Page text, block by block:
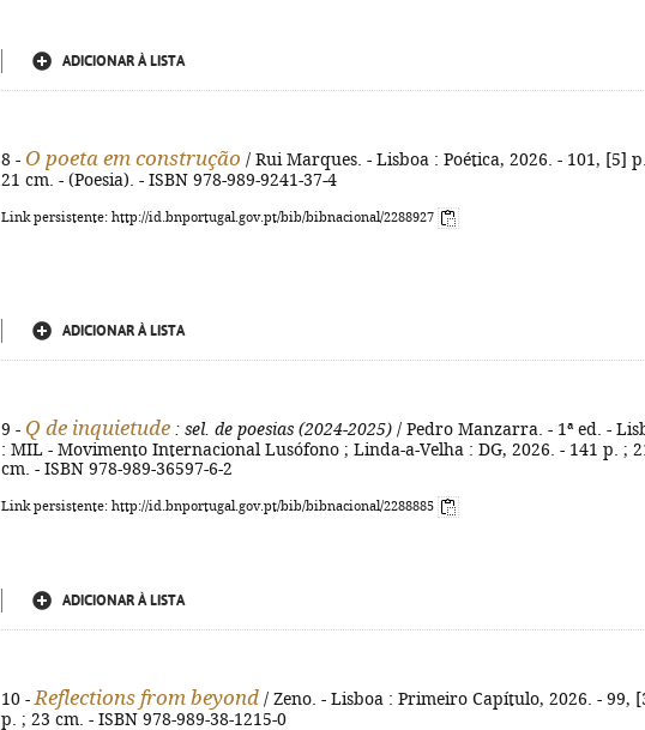
ADICIONAR À LISTA
8 - O poeta em construção / Rui Marques. - Lisboa : Poética, 2026. - 101, [5]
21 cm. - (Poesia). - ISBN 978-989-9241-37-4
Link persistente: http://id.bnportugal.gov.pt/bib/bibnacional/2288927
ADICIONAR À LISTA
9 - Q de inquietude : sel. de poesias (2024-2025) / Pedro Manzarra. - 1ª ed. -
: MIL - Movimento Internacional Lusófono ; Linda-a-Velha : DG, 2026. - 141 p. ;
cm. - ISBN 978-989-36597-6-2
Link persistente: http://id.bnportugal.gov.pt/bib/bibnacional/2288885
ADICIONAR À LISTA
10 - Reflections from beyond / Zeno. - Lisboa : Primeiro Capítulo, 2026. - 99,
p. ; 23 cm. - ISBN 978-989-38-1215-0